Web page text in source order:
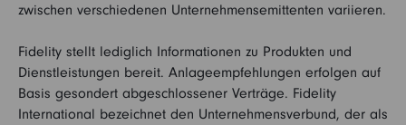
zwischen verschiedenen Unternehmensemittenten variieren.
Fidelity stellt lediglich Informationen zu Produkten und
Dienstleistungen bereit. Anlageempfehlungen erfolgen auf
Basis gesondert abgeschlossener Verträge. Fidelity
International bezeichnet den Unternehmensverbund, der als